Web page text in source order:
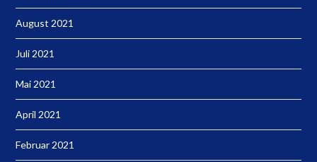
August 2021
Juli 2021
Mai 2021
April 2021
Februar 2021